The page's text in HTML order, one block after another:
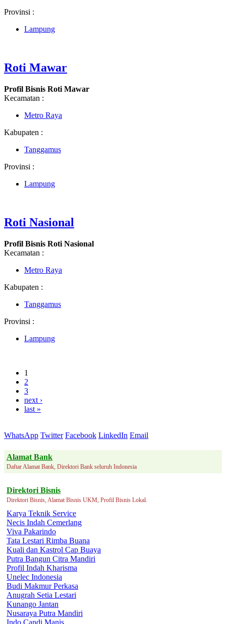
Provinsi :
Lampung
Roti Mawar
Profil Bisnis Roti Mawar
Kecamatan :
Metro Raya
Kabupaten :
Tanggamus
Provinsi :
Lampung
Roti Nasional
Profil Bisnis Roti Nasional
Kecamatan :
Metro Raya
Kabupaten :
Tanggamus
Provinsi :
Lampung
1
2
3
next ›
last »
WhatsApp Twitter Facebook LinkedIn Email
Alamat Bank
Daftar Alamat Bank, Direktori Bank seluruh Indonesia
Direktori Bisnis
Direktori Bisnis, Alamat Bisnis UKM, Profil Bisnis Lokal.
Karya Teknik Service
Necis Indah Cemerlang
Viva Pakarindo
Tata Lestari Rimba Buana
Kuali dan Kastrol Cap Buaya
Putra Bangun Citra Mandiri
Profil Indah Kharisma
Unelec Indonesia
Budi Makmur Perkasa
Anugrah Setia Lestari
Kunango Jantan
Nusaraya Putra Mandiri
Indo Candi Manis